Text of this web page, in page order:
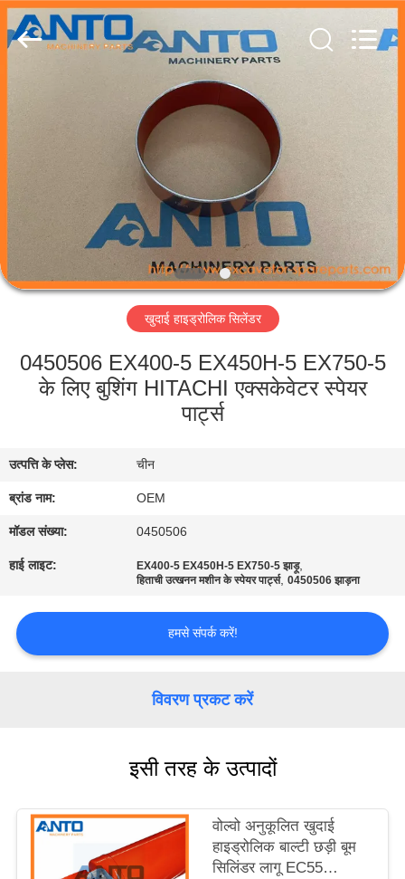
उत्पादों
में
भ्रमण
नियंत्रण
ब्लॉग
साइटमैप
गोपनीयता
नीति
Guangzhou
Machinery
Parts
Co.,Ltd..
खुदाई हाइड्रोलिक सिलेंडर
0450506 EX400-5 EX450H-5 EX750-5
के लिए बुशिंग HITACHI एक्सकेवेटर स्पेयर
पार्ट्स
उत्पत्ति के प्लेस: चीन
ब्रांड नाम: OEM
मॉडल संख्या: 0450506
हाई लाइट: EX400-5 EX450H-5 EX750-5 झाड़ू,
हिताची उत्खनन मशीन के स्पेयर पार्ट्स,0450506 झाड़ना
हमसे संपर्क करें!
विवरण प्रकट करें
इसी तरह के उत्पादों
वोल्वो अनुकूलित खुदाई
हाइड्रोलिक बाल्टी छड़ी बूम
सिलिंडर लागू EC55